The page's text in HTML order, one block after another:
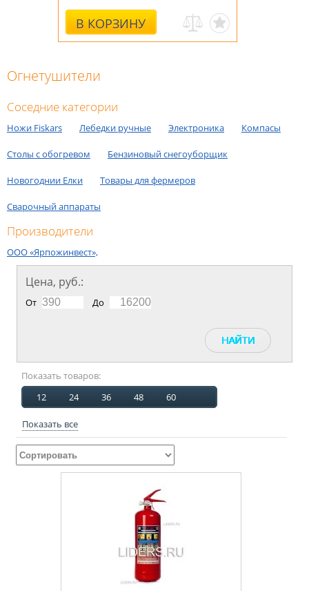
В КОРЗИНУ
Огнетушители
Соседние категории
Ножи Fiskars Лебедки ручные Электроника Компасы
Столы с обогревом Бензиновый снегоуборщик
Новогоднии Елки Товары для фермеров
Сварочный аппараты
Производители
ООО «Ярпожинвест»,
Цена, руб.:
От До
Показать товаров:
12
24 36 48 60
Показать все